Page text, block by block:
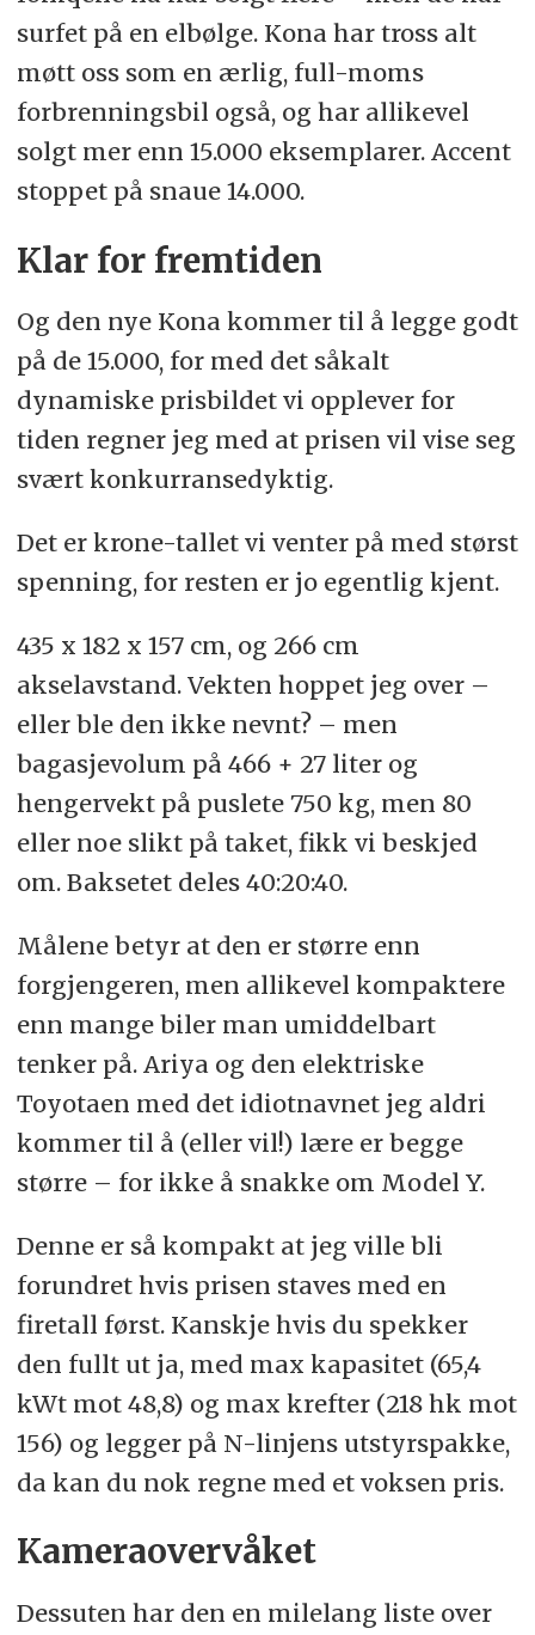
surfet på en elbølge. Kona har tross alt
møtt oss som en ærlig, full-moms
forbrenningsbil også, og har allikevel
solgt mer enn 15.000 eksemplarer. Accent
stoppet på snaue 14.000.
Klar for fremtiden
Og den nye Kona kommer til å legge godt
på de 15.000, for med det såkalt
dynamiske prisbildet vi opplever for
tiden regner jeg med at prisen vil vise seg
svært konkurransedyktig.
Det er krone-tallet vi venter på med størst
spenning, for resten er jo egentlig kjent.
435 x 182 x 157 cm, og 266 cm
akselavstand. Vekten hoppet jeg over –
eller ble den ikke nevnt? – men
bagasjevolum på 466 + 27 liter og
hengervekt på puslete 750 kg, men 80
eller noe slikt på taket, fikk vi beskjed
om. Baksetet deles 40:20:40.
Målene betyr at den er større enn
forgjengeren, men allikevel kompaktere
enn mange biler man umiddelbart
tenker på. Ariya og den elektriske
Toyotaen med det idiotnavnet jeg aldri
kommer til å (eller vil!) lære er begge
større – for ikke å snakke om Model Y.
Denne er så kompakt at jeg ville bli
forundret hvis prisen staves med en
firetall først. Kanskje hvis du spekker
den fullt ut ja, med max kapasitet (65,4
kWt mot 48,8) og max krefter (218 hk mot
156) og legger på N-linjens utstyrspakke,
da kan du nok regne med et voksen pris.
Kameraovervåket
Dessuten har den en milelang liste over